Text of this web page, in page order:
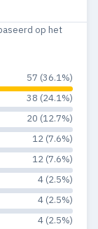
op het
57 (36.1%)
38 (24.1%)
20 (12.7%)
12 (7.6%)
12 (7.6%)
4 (2.5%)
4 (2.5%)
4 (2.5%)